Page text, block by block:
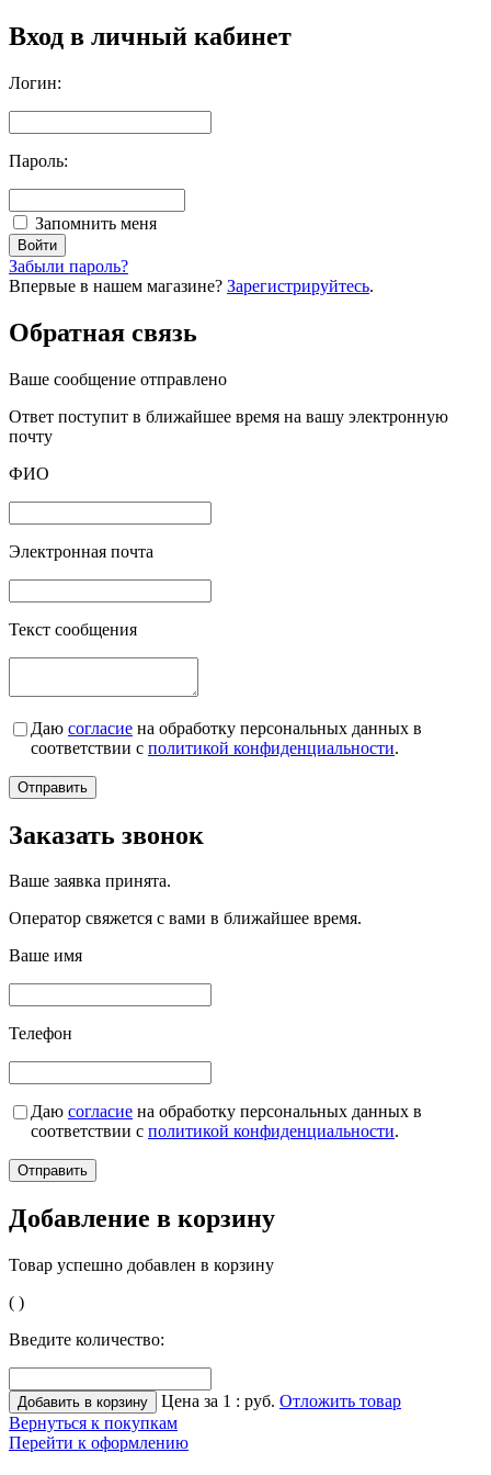
Вход в личный кабинет
Логин:
Пароль:
Запомнить меня
Забыли пароль?
Впервые в нашем магазине? Зарегистрируйтесь.
Обратная связь
Ваше сообщение отправлено
Oтвет поступит в ближайшее время на вашу электронную
почту
ФИО
Электронная почта
Текст сообщения
Даю согласие на обработку персональных данных в
соответствии с политикой конфиденциальности.
Заказать звонок
Ваше заявка принята.
Оператор свяжется с вами в ближайшее время.
Ваше имя
Телефон
Даю согласие на обработку персональных данных в
соответствии с политикой конфиденциальности.
Добавление в корзину
Товар успешно добавлен в корзину
( )
Введите количество:
Цена за 1 : руб. Отложить товар
Вернуться к покупкам
Перейти к оформлению